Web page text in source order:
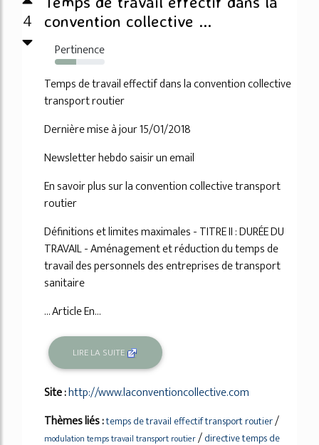
4
convention collective ...
Pertinence
43%
Temps de travail effectif dans la convention collective
transport routier
Dernière mise à jour 15/01/2018
Newsletter hebdo saisir un email
En savoir plus sur la convention collective transport
routier
Définitions et limites maximales - TITRE II : DURÉE DU
TRAVAIL - Aménagement et réduction du temps de
travail des personnels des entreprises de transport
sanitaire
... Article En...
LIRE LA SUITE
Site :http://www.laconventioncollective.com
Thèmes liés :temps de travail effectif transport routier/
modulation temps travail transport routier/directive temps de